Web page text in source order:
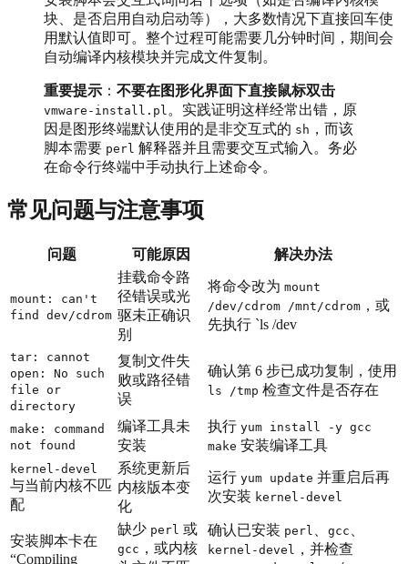
块、是否启用自动启动等），大多数情况下直接回车使
用默认值即可。整个过程可能需要几分钟时间，期间会
自动编译内核模块并完成文件复制。
重要提示 ： 不要在图形化界面下直接鼠标双击
vmware-install.pl 。实践证明这样经常出错，原
因是图形终端默认使用的是非交互式的 sh ，而该
脚本需要 perl 解释器并且需要交互式输入。务必
在命令行终端中手动执行上述命令。
常见问题与注意事项
问题 可能原因 解决办法
mount: can't
find dev/cdrom
挂载命令路
径错误或光
驱未正确识
别
将命令改为 mount
/dev/cdrom /mnt/cdrom ，或
先执行 `ls /dev
tar: cannot
open: No such
file or
directory
复制文件失
败或路径错
误
确认第 6 步已成功复制，使用
ls /tmp 检查文件是否存在
make: command
not found
编译工具未
安装
执行 yum install -y gcc
make 安装编译工具
kernel-devel
与当前内核不匹
配
系统更新后
内核版本变
化
运行 yum update 并重启后再
次安装 kernel-devel
安装脚本卡在
“Compiling
缺少 perl 或
gcc ，或内核
确认已安装 perl gcc
kernel-devel ，并检查